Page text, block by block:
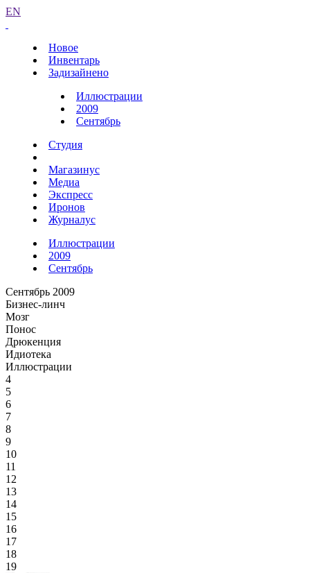
EN
Новое
Инвентарь
Задизайнено
Иллюстрации
2009
Сентябрь
Студия
Магазинус
Медиа
Экспресс
Иронов
Журналус
Иллюстрации
2009
Сентябрь
Сентябрь 2009
Бизнес-линч
Мозг
Понос
Дрюкенция
Идиотека
Иллюстрации
4
5
6
7
8
9
10
11
12
13
14
15
16
17
18
19